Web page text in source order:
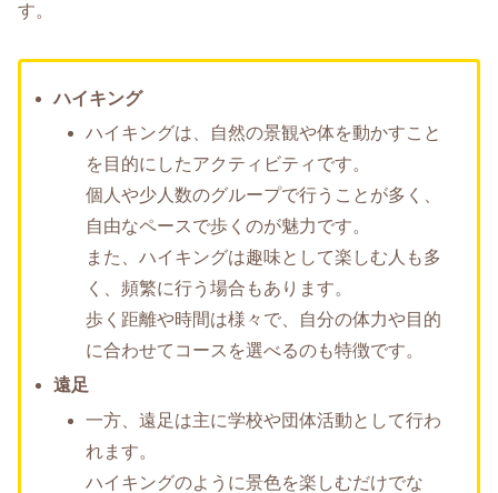
す。
ハイキング
ハイキングは、自然の景観や体を動かすこと
を目的にしたアクティビティです。
個人や少人数のグループで行うことが多く、
自由なペースで歩くのが魅力です。
また、ハイキングは趣味として楽しむ人も多
く、頻繁に行う場合もあります。
歩く距離や時間は様々で、自分の体力や目的
に合わせてコースを選べるのも特徴です。
遠足
一方、遠足は主に学校や団体活動として行わ
れます。
ハイキングのように景色を楽しむだけでな